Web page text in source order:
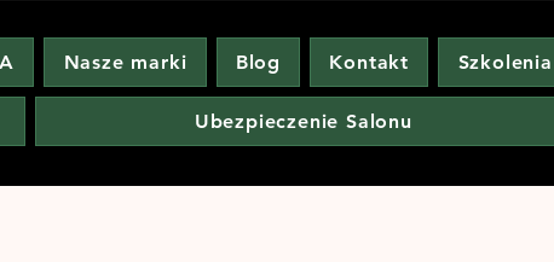
Nasze marki Blog Kontakt Szkolenia
Ubezpieczenie Salonu